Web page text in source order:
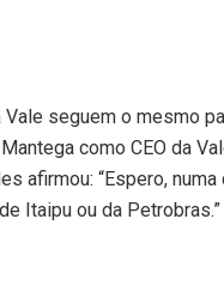
seguem o mesmo
como CEO da
afirmou: “Espero,
Itaipu ou da Petrobras.”